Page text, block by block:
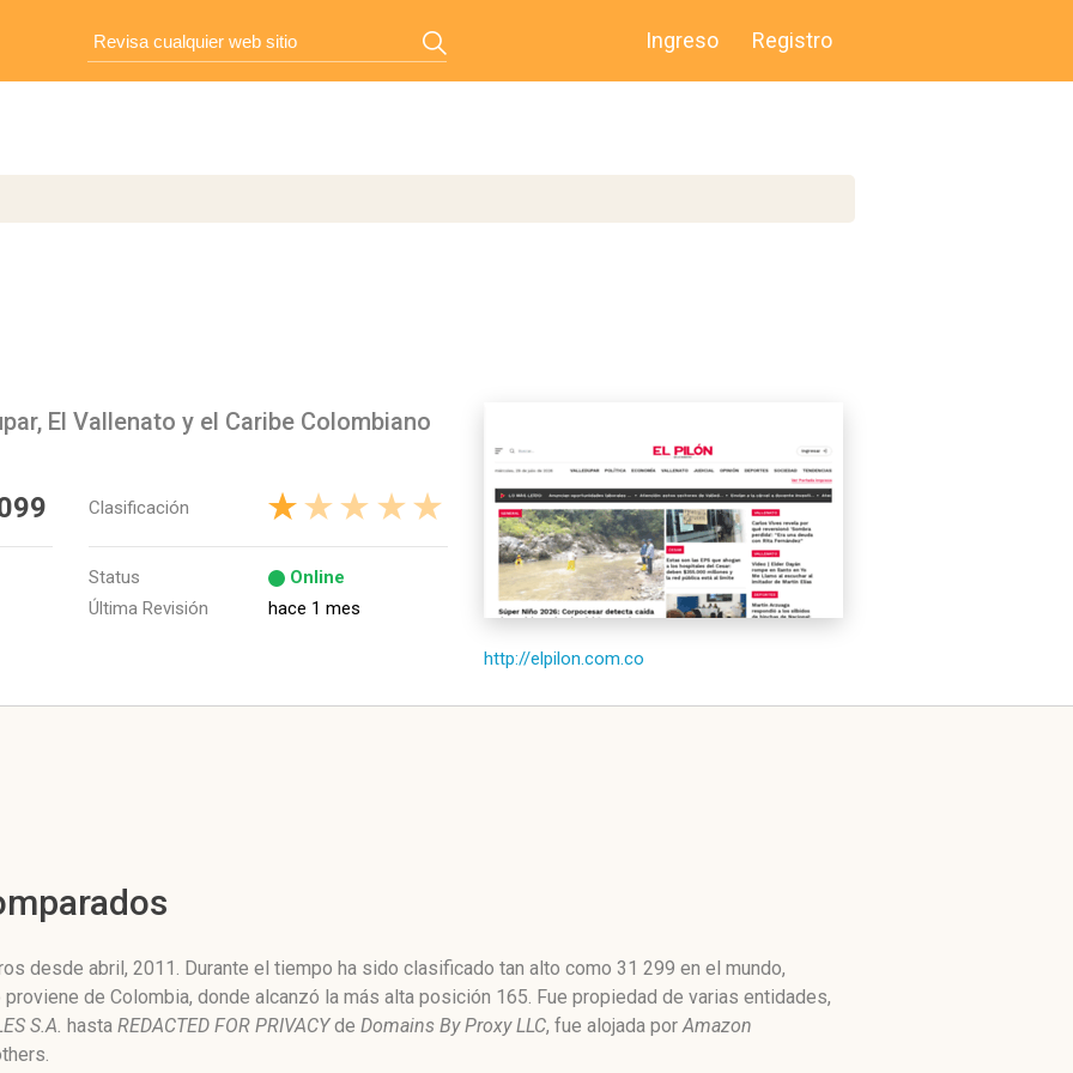
Ingreso Registro
El Vallenato y el Caribe Colombiano
Clasificación
Status
Online
Última Revisión
hace 1 mes
http://elpilon.com.co
desde abril, 2011. Durante el tiempo ha sido clasificado tan alto como 31 299 en el mundo,
de Colombia, donde alcanzó la más alta posición 165. Fue propiedad de varias entidades,
S.A. hasta REDACTED FOR PRIVACYde Domains By Proxy LLC, fue alojada porAmazon